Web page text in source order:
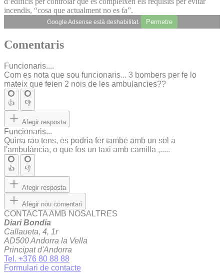
incendis, “cosa que actualment no es fa”.
Google Adsense està deshabilitat. Permetre
Comentaris
Funcionaris....
Com es nota que sou funcionaris... 3 bombers per fe lo
mateix que feien 2 nois de les ambulancies??
👍 👎
Afegir resposta
Funcionaris...
Quina rao tens, es podria fer tambe amb un sol a
l'ambulància, o que fos un taxi amb camilla ,.....
👍 👎
Afegir resposta
Afegir nou comentari
CONTACTA AMB NOSALTRES
Diari Bondia
Callaueta, 4, 1r
AD500 Andorra la Vella
Principat d'Andorra
Tel. +376 80 88 88
Formulari de contacte